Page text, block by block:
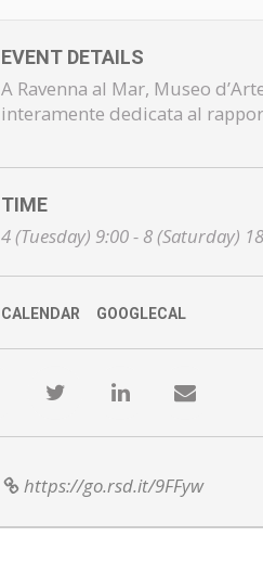
EVENT DETAILS
A Ravenna al Mar, Museo
interamente dedicata al
TIME
4 (Tuesday) 9:00 - 8 (Saturday)
CALENDAR GOOGLECAL
https://go.rsd.it/9FFyw